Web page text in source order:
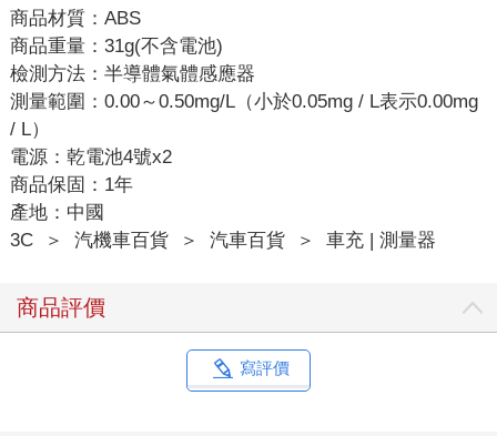
商品材質：ABS
商品重量：31g(不含電池)
檢測方法：半導體氣體感應器
測量範圍：0.00～0.50mg/L（小於0.05mg / L表示0.00mg
/ L）
電源：乾電池4號x2
商品保固：1年
產地：中國
3C
＞ 汽機車百貨 ＞ 汽車百貨 ＞ 車充 | 測量器
商品評價
寫評價